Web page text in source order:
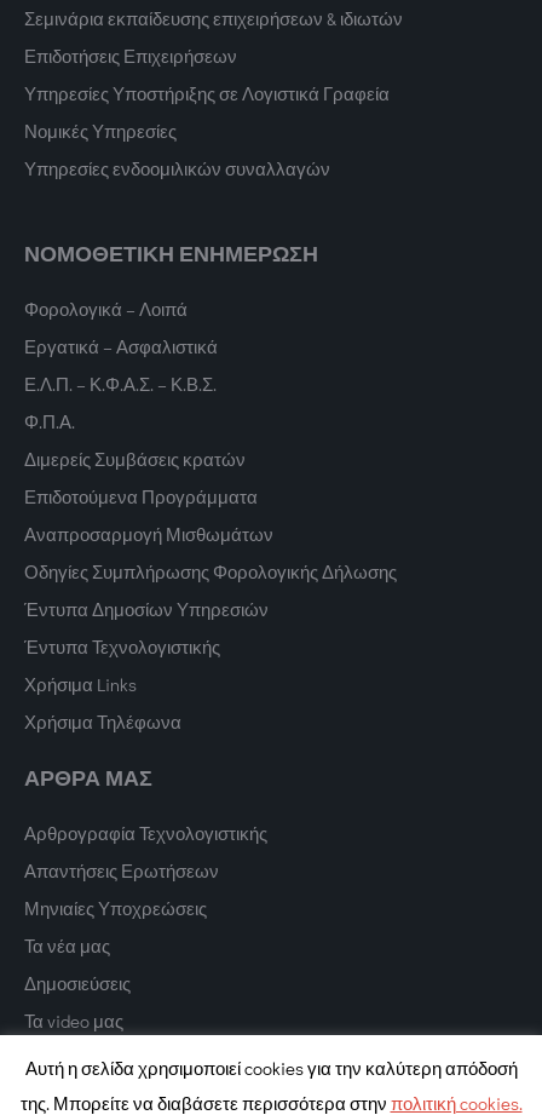
Σεμινάρια εκπαίδευσης επιχειρήσεων & ιδιωτών
Επιδοτήσεις Επιχειρήσεων
Υπηρεσίες Υποστήριξης σε Λογιστικά Γραφεία
Νομικές Υπηρεσίες
Υπηρεσίες ενδοομιλικών συναλλαγών
ΝΟΜΟΘΕΤΙΚΗ ΕΝΗΜΕΡΩΣΗ
Φορολογικά – Λοιπά
Εργατικά – Ασφαλιστικά
Ε.Λ.Π. – Κ.Φ.Α.Σ. – Κ.Β.Σ.
Φ.Π.Α.
Διμερείς Συμβάσεις κρατών
Επιδοτούμενα Προγράμματα
Αναπροσαρμογή Μισθωμάτων
Οδηγίες Συμπλήρωσης Φορολογικής Δήλωσης
Έντυπα Δημοσίων Υπηρεσιών
Έντυπα Τεχνολογιστικής
Χρήσιμα Links
Χρήσιμα Τηλέφωνα
ΑΡΘΡΑ ΜΑΣ
Αρθρογραφία Τεχνολογιστικής
Απαντήσεις Ερωτήσεων
Μηνιαίες Υποχρεώσεις
Τα νέα μας
Δημοσιεύσεις
Τα video μας
Αυτή η σελίδα χρησιμοποιεί cookies για την καλύτερη απόδοσή
της. Μπορείτε να διαβάσετε περισσότερα στην πολιτική cookies.